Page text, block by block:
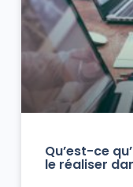
Qu’est-ce
le réaliser